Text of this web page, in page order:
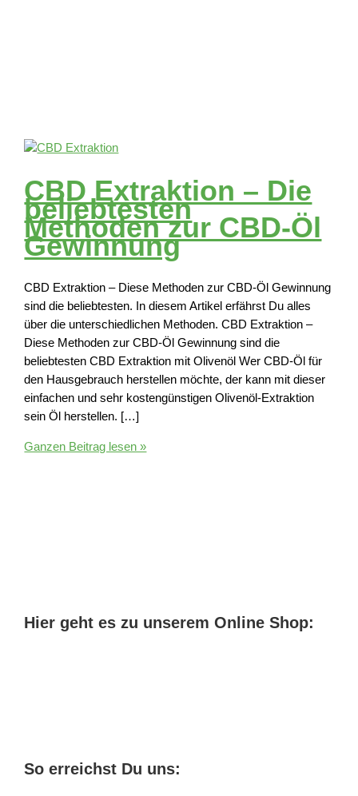
CBD Extraktion – Die
beliebtesten
Methoden zur CBD-Öl
Gewinnung
CBD Extraktion – Diese Methoden zur CBD-Öl Gewinnung
sind die beliebtesten. In diesem Artikel erfährst Du alles
über die unterschiedlichen Methoden. CBD Extraktion –
Diese Methoden zur CBD-Öl Gewinnung sind die
beliebtesten CBD Extraktion mit Olivenöl Wer CBD-Öl für
den Hausgebrauch herstellen möchte, der kann mit dieser
einfachen und sehr kostengünstigen Olivenöl-Extraktion
sein Öl herstellen. […]
CBD
Ganzen Beitrag lesen »
Hier geht es zu unserem Online Shop:
So erreichst Du uns: